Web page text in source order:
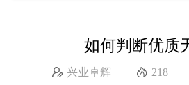
如何判断优质
兴业卓辉 218